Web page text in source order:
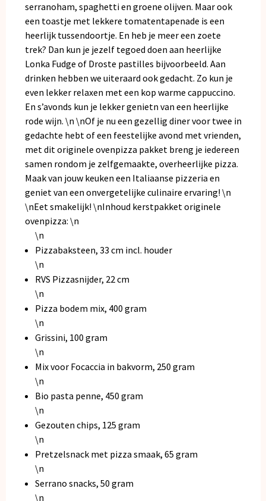
serranoham, spaghetti en groene olijven. Maar ook
een toastje met lekkere tomatentapenade is een
heerlijk tussendoortje. En heb je meer een zoete
trek? Dan kun je jezelf tegoed doen aan heerlijke
Lonka Fudge of Droste pastilles bijvoorbeeld. Aan
drinken hebben we uiteraard ook gedacht. Zo kun je
even lekker relaxen met een kop warme cappuccino.
En s’avonds kun je lekker genietn van een heerlijke
rode wijn. \n \nOf je nu een gezellig diner voor twee in
gedachte hebt of een feestelijke avond met vrienden,
met dit originele ovenpizza pakket breng je iedereen
samen rondom je zelfgemaakte, overheerlijke pizza.
Maak van jouw keuken een Italiaanse pizzeria en
geniet van een onvergetelijke culinaire ervaring! \n
\nEet smakelijk! \nInhoud kerstpakket originele
ovenpizza: \n
\n
Pizzabaksteen, 33 cm incl. houder
\n
RVS Pizzasnijder, 22 cm
\n
Pizza bodem mix, 400 gram
\n
Grissini, 100 gram
\n
Mix voor Focaccia in bakvorm, 250 gram
\n
Bio pasta penne, 450 gram
\n
Gezouten chips, 125 gram
\n
Pretzelsnack met pizza smaak, 65 gram
\n
Serrano snacks, 50 gram
\n